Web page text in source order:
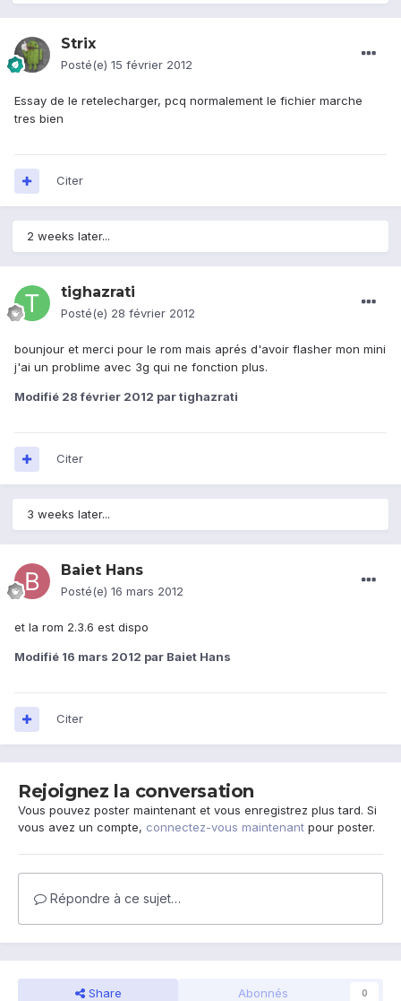
Strix
Posté(e) 15 février 2012
Essay de le retelecharger, pcq normalement le fichier marche
tres bien
Citer
2 weeks later...
tighazrati
Posté(e) 28 février 2012
bounjour et merci pour le rom mais aprés d'avoir flasher mon mini
j'ai un problime avec 3g qui ne fonction plus.
Modifié 28 février 2012 par tighazrati
Citer
3 weeks later...
Baiet Hans
Posté(e) 16 mars 2012
et la rom 2.3.6 est dispo
Modifié 16 mars 2012 par Baiet Hans
Citer
Rejoignez la conversation
Vous pouvez poster maintenant et vous enregistrez plus tard. Si
vous avez un compte, connectez-vous maintenant pour poster.
Répondre à ce sujet…
Share Abonnés 0